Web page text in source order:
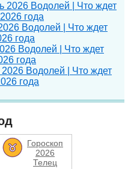
2026 Водолей | Что ждет
года
Водолей | Что ждет
года
Водолей | Что ждет
года
2026 Водолей | Что ждет
года
Гороскоп
2026
Телец